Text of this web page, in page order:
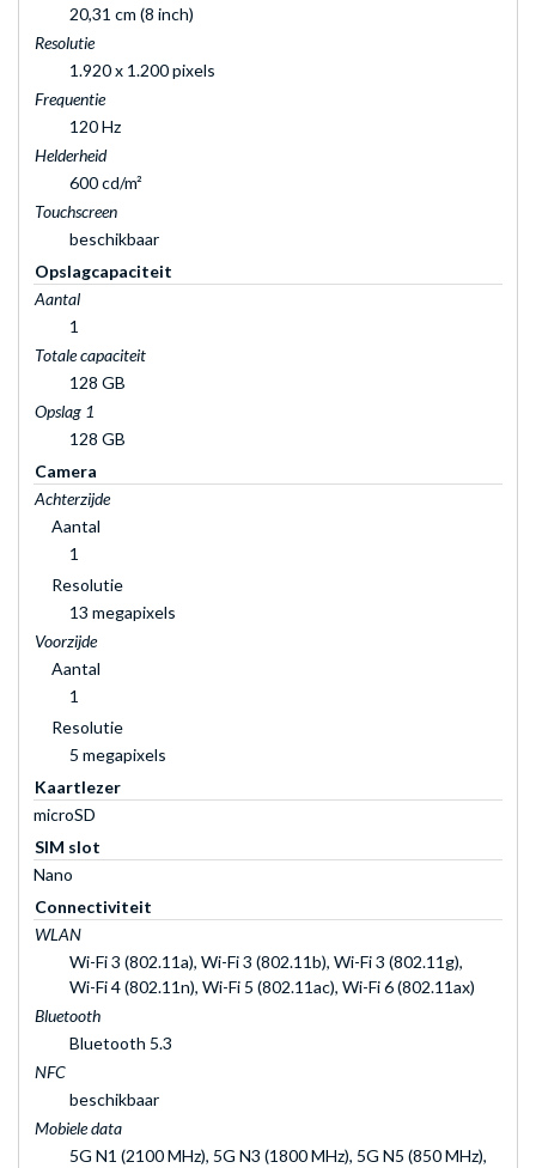
20,31 cm (8 inch)
Resolutie
1.920 x 1.200 pixels
Frequentie
120 Hz
Helderheid
600 cd/m²
Touchscreen
beschikbaar
Opslagcapaciteit
Aantal
1
Totale capaciteit
128 GB
Opslag 1
128 GB
Camera
Achterzijde
Aantal
1
Resolutie
13 megapixels
Voorzijde
Aantal
1
Resolutie
5 megapixels
Kaartlezer
microSD
SIM slot
Nano
Connectiviteit
WLAN
Wi-Fi 3 (802.11a), Wi-Fi 3 (802.11b), Wi-Fi 3 (802.11g),
Wi-Fi 4 (802.11n), Wi-Fi 5 (802.11ac), Wi-Fi 6 (802.11ax)
Bluetooth
Bluetooth 5.3
NFC
beschikbaar
Mobiele data
5G N1 (2100 MHz), 5G N3 (1800 MHz), 5G N5 (850 MHz),